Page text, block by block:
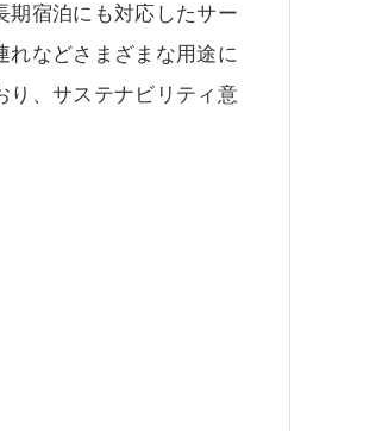
期宿泊にも対応したサー
れなどさまざまな用途に
り、サステナビリティ意